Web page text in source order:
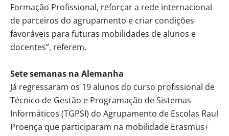
Formação Profissional, reforçar a rede internacional
de parceiros do agrupamento e criar condições
favoráveis para futuras mobilidades de alunos e
docentes”, referem.
Sete semanas na Alemanha
Já regressaram os 19 alunos do curso profissional de
Técnico de Gestão e Programação de Sistemas
Informáticos (TGPSI) do Agrupamento de Escolas Raul
Proença que participaram na mobilidade Erasmus+